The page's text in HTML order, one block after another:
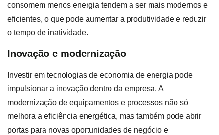
consomem menos energia tendem a ser mais modernos e
eficientes, o que pode aumentar a produtividade e reduzir
o tempo de inatividade.
Inovação e modernização
Investir em tecnologias de economia de energia pode
impulsionar a inovação dentro da empresa. A
modernização de equipamentos e processos não só
melhora a eficiência energética, mas também pode abrir
portas para novas oportunidades de negócio e